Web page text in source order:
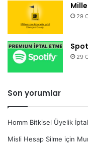
29
29
Son yorumlar
Homm Bitkisel Üyelik
Misli Hesap Silme için